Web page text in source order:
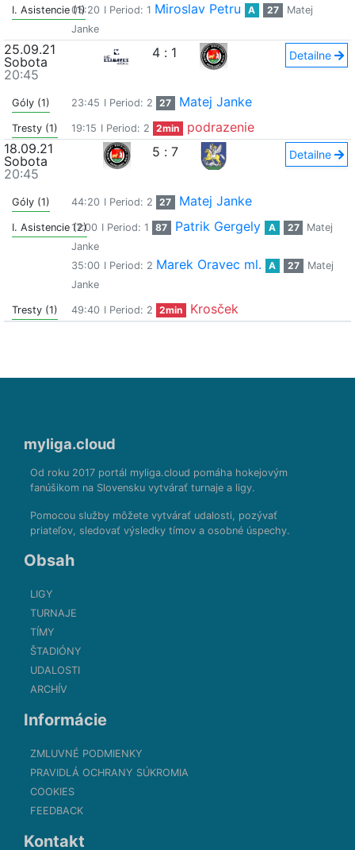
I. Asistencie (1)05:20 I Period: 1 Miroslav Petru A 27
Matej
Janke
25.09.21
Sobota
20:45
4 : 1 Detailne
Góly (1) 23:45 I Period: 2 27 Matej Janke
Tresty (1) 19:15 I Period: 2 2min
podrazenie
18.09.21
Sobota
20:45
5 : 7 Detailne
Góly (1) 44:20 I Period: 2 27 Matej Janke
I. Asistencie (2)
17:00 I Period: 1 87 Patrik Gergely A 27
Matej
Janke
35:00 I Period: 2 Marek Oravec ml. A 27
Matej
Janke
Tresty (1) 49:40 I Period: 2 2min Krosček
myliga.cloud
Od roku 2017 portál myliga.cloud pomáha hokejovým
fanúšikom na Slovensku vytvárať turnaje a ligy.
Pomocou služby môžete vytvárať udalosti, pozývať
priateľov, sledovať výsledky tímov a osobné úspechy.
Obsah
LIGY
TURNAJE
TÍMY
ŠTADIÓNY
UDALOSTI
ARCHÍV
Informácie
ZMLUVNÉ PODMIENKY
PRAVIDLÁ OCHRANY SÚKROMIA
COOKIES
FEEDBACK
Kontakt